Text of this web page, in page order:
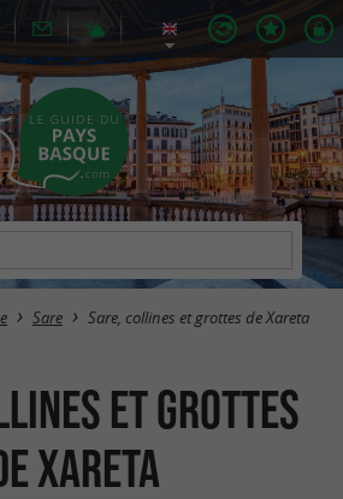
Sare Sare, collines et grottes de Xareta
et grottes
Xareta